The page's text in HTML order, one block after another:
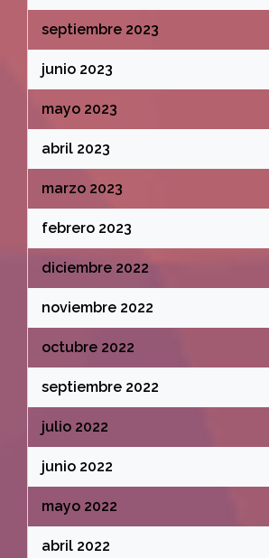
septiembre 2023
junio 2023
mayo 2023
abril 2023
marzo 2023
febrero 2023
diciembre 2022
noviembre 2022
octubre 2022
septiembre 2022
julio 2022
junio 2022
mayo 2022
abril 2022